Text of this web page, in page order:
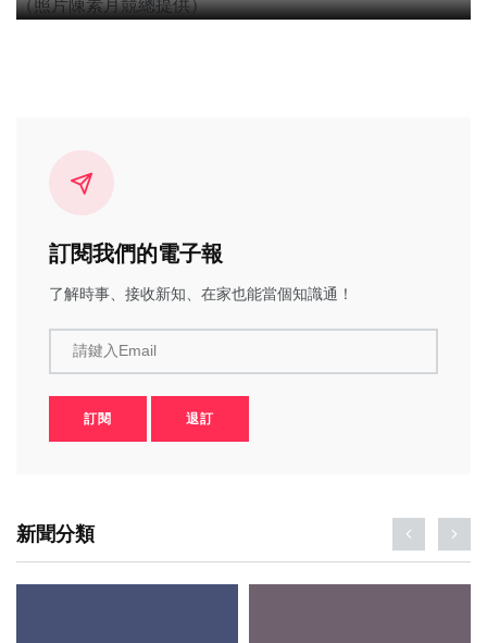
訂閱我們的電子報
了解時事、接收新知、在家也能當個知識通！
請鍵入Email
訂閱 退訂
新聞分類